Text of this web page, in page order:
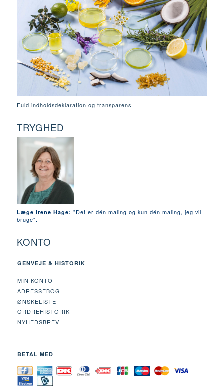
Fuld indholdsdeklaration og transparens
TRYGHED
Læge Irene Hage: "Det er dén maling og kun dén maling, jeg vil
bruge".
KONTO
GENVEJE & HISTORIK
MIN KONTO
ADRESSEBOG
ØNSKELISTE
ORDREHISTORIK
NYHEDSBREV
BETAL MED